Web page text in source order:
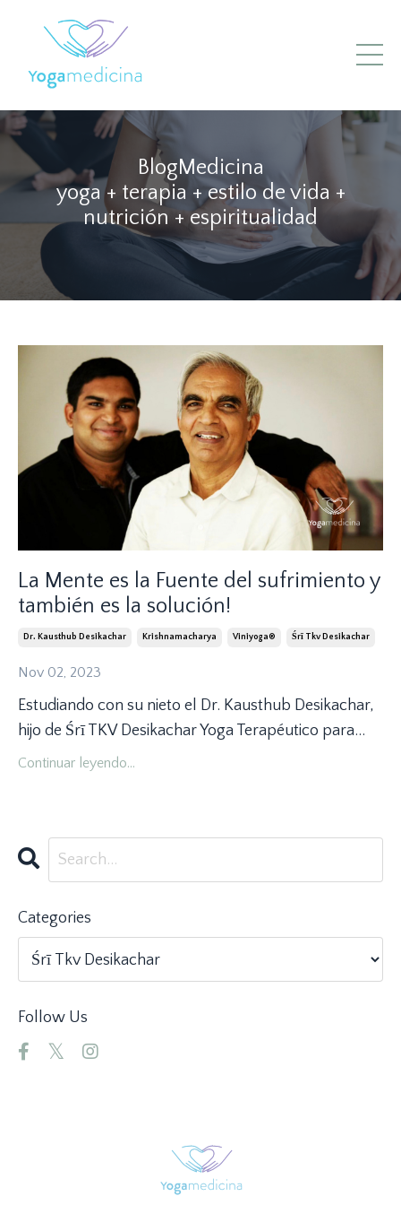
BlogMedicina
yoga + terapia + estilo de vida +
nutrición + espiritualidad
La Mente es la Fuente del sufrimiento y
también es la solución!
Dr. Kausthub Desikachar Krishnamacharya Viniyoga® Śrī Tkv Desikachar
Nov 02, 2023
Estudiando con su nieto el Dr. Kausthub Desikachar,
hijo de Śrī TKV Desikachar Yoga Terapéutico para...
Continuar leyendo...
Categories
Follow Us